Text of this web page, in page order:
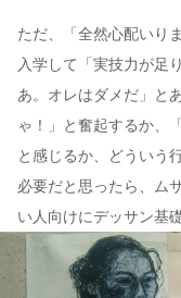
ただ、「全然心配いり
入学して「実技力が足
あ。オレはダメだ」と
ゃ！」と奮起するか、
と感じるか、どういう
必要だと思ったら、ム
い人向けにデッサン基